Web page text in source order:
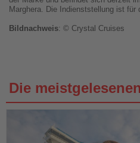
Marghera. Die Indienststellung ist für
Bildnachweis: © Crystal Cruises
Die